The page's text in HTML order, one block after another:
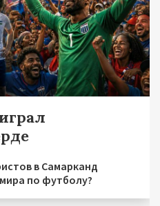
в Самарканд
по футболу?